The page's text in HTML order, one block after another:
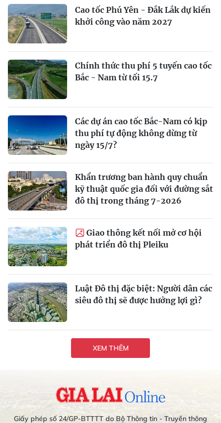
Cao tốc Phú Yên - Đắk Lắk dự kiến
khởi công vào năm 2027
Chính thức thu phí 5 tuyến cao tốc
Bắc - Nam từ tối 15.7
Các dự án cao tốc Bắc-Nam có kịp
thu phí tự động không dừng từ
ngày 15/7?
Khẩn trương ban hành quy chuẩn
kỹ thuật quốc gia đối với đường sắt
đô thị trong tháng 7-2026
Giao thông kết nối mở cơ hội
phát triển đô thị Pleiku
Luật Đô thị đặc biệt: Người dân các
siêu đô thị sẽ được hưởng lợi gì?
XEM THÊM
Giấy phép số 24/GP-BTTTT do Bộ Thông tin - Truyền thông